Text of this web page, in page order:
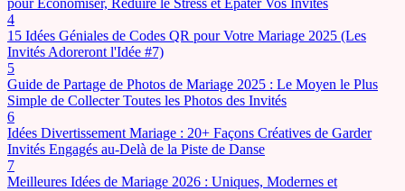
pour Économiser, Réduire le Stress et Épater Vos Invités
4
15 Idées Géniales de Codes QR pour Votre Mariage 2025 (Les
Invités Adoreront l'Idée #7)
5
Guide de Partage de Photos de Mariage 2025 : Le Moyen le Plus
Simple de Collecter Toutes les Photos des Invités
6
Idées Divertissement Mariage : 20+ Façons Créatives de Garder
Invités Engagés au-Delà de la Piste de Danse
7
Meilleures Idées de Mariage 2026 : Uniques, Modernes et